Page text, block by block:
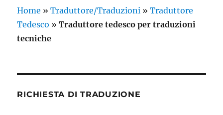
Home »Traduttore/Traduzioni »Traduttore
Tedesco »Traduttore tedesco per traduzioni
tecniche
RICHIESTA DI TRADUZIONE